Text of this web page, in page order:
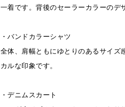
一着です。背後のセーラーカラーのデ
・バンドカラーシャツ
全体、肩幅ともにゆとりのあるサイズ
カルな印象です。
・デニムスカート